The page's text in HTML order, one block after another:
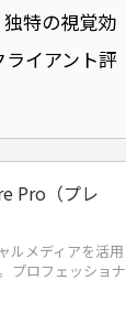
特の視覚効
イアント評
Pro（プレ
ルメディアを活用
プロフェッショナ